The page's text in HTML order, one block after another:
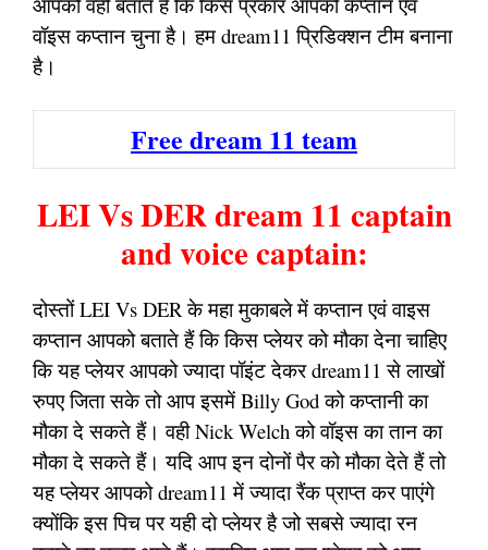
वॉइस कप्तान चुना है। हम dream11 प्रिडिक्शन टीम बनाना
है।
Free dream 11 team
LEI Vs DER dream 11 captain
and voice captain:
दोस्तों LEI Vs DER के महा मुकाबले में कप्तान एवं वाइस
कप्तान आपको बताते हैं कि किस प्लेयर को मौका देना चाहिए
कि यह प्लेयर आपको ज्यादा पॉइंट देकर dream11 से लाखों
रुपए जिता सके तो आप इसमें Billy God को कप्तानी का
मौका दे सकते हैं। वही Nick Welch को वॉइस का तान का
मौका दे सकते हैं। यदि आप इन दोनों पैर को मौका देते हैं तो
यह प्लेयर आपको dream11 में ज्यादा रैंक प्राप्त कर पाएंगे
क्योंकि इस पिच पर यही दो प्लेयर है जो सबसे ज्यादा रन